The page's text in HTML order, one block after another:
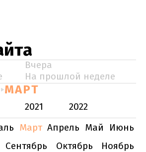
Вчера
На прошлой неделе
МАРТ
2021
2022
Март Апрель Май
Июнь
Сентябрь Октябрь
Ноябрь